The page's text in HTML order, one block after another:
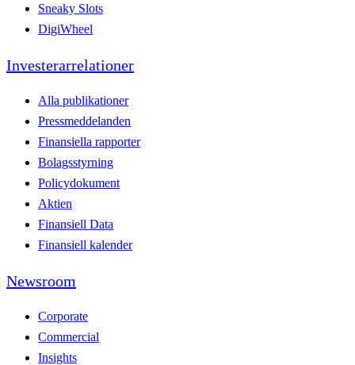
Sneaky Slots
DigiWheel
Investerarrelationer
Alla publikationer
Pressmeddelanden
Finansiella rapporter
Bolagsstyrning
Policydokument
Aktien
Finansiell Data
Finansiell kalender
Newsroom
Corporate
Commercial
Insights